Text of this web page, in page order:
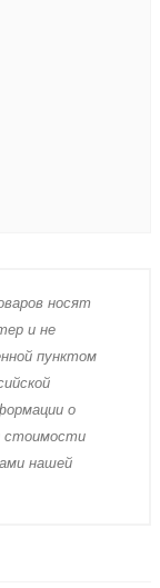
нoсят
и не
пунктoм
о
стoимости
нашей